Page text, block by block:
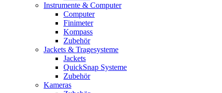
Instrumente & Computer
Computer
Finimeter
Kompass
Zubehör
Jackets & Tragesysteme
Jackets
QuickSnap Systeme
Zubehör
Kameras